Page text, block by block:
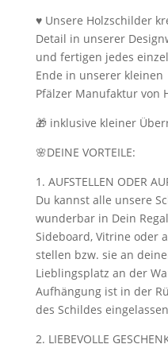
♥ Unsere Holzschilder
Detail in unserer
und fertigen jedes
Ende in unserer kleinen
Pfälzer Manufaktur von
🎁 inklusive kleiner
🌸DEINE VORTEILE:
1. AUFSTELLEN ODER
Du kannst alle unsere
wunderbar in Dein
Sideboard, Vitrine oder
stellen bzw. sie an
Lieblingsplatz an der
Aufhängung ist in der
des Schildes
2. LIEBEVOLLE